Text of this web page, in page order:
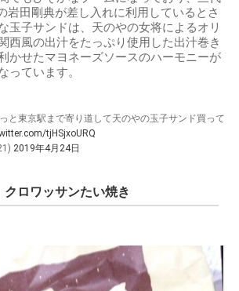
岩田剛典が差し入れに利用しているとさ
玉子サンドは、天のやの女将によるオリ
西風の出汁をたっぷり使用した出汁巻き
かせたマヨネーズソースのハーモニーが
っています。
と東京駅まで寄り道して天のやの玉子サンド買って
tjHSjxoURQ
2019年4月24日
ロワッサンたい焼き